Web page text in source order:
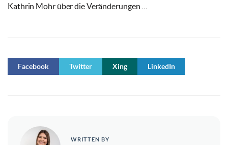
Kathrin Mohr über die Veränderungen …
Facebook Twitter Xing LinkedIn
WRITTEN BY